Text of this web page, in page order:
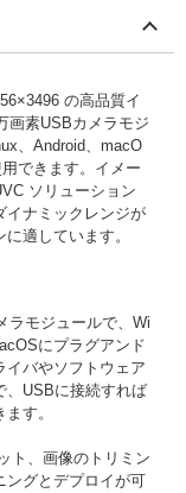
の高品質イ
画素USBカメラモジ
、Android、macO
できます。イメー
ソリューション
イナミックレンジが
適しています。
ラモジュールで、Wi
にプラグアンド
イバやソフトウェア
、USBに接続すれば
す。
ト、画像のトリミン
ングとデプロイが可